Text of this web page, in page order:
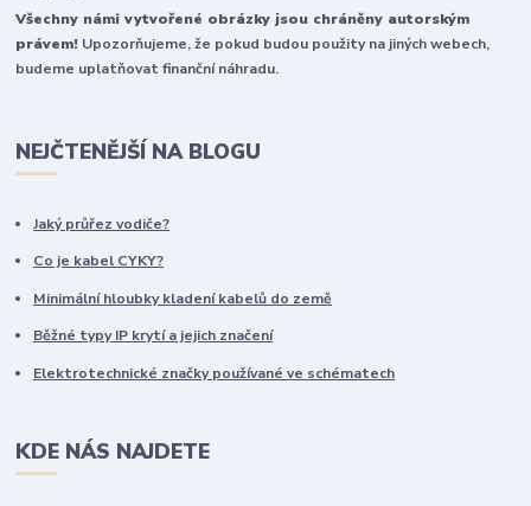
Všechny námi vytvořené obrázky jsou chráněny autorským
právem! Upozorňujeme, že pokud budou použity na jiných webech,
budeme uplatňovat finanční náhradu.
NEJČTENĚJŠÍ NA BLOGU
Jaký průřez vodiče?
Co je kabel CYKY?
Minimální hloubky kladení kabelů do země
Běžné typy IP krytí a jejich značení
Elektrotechnické značky používané ve schématech
KDE NÁS NAJDETE